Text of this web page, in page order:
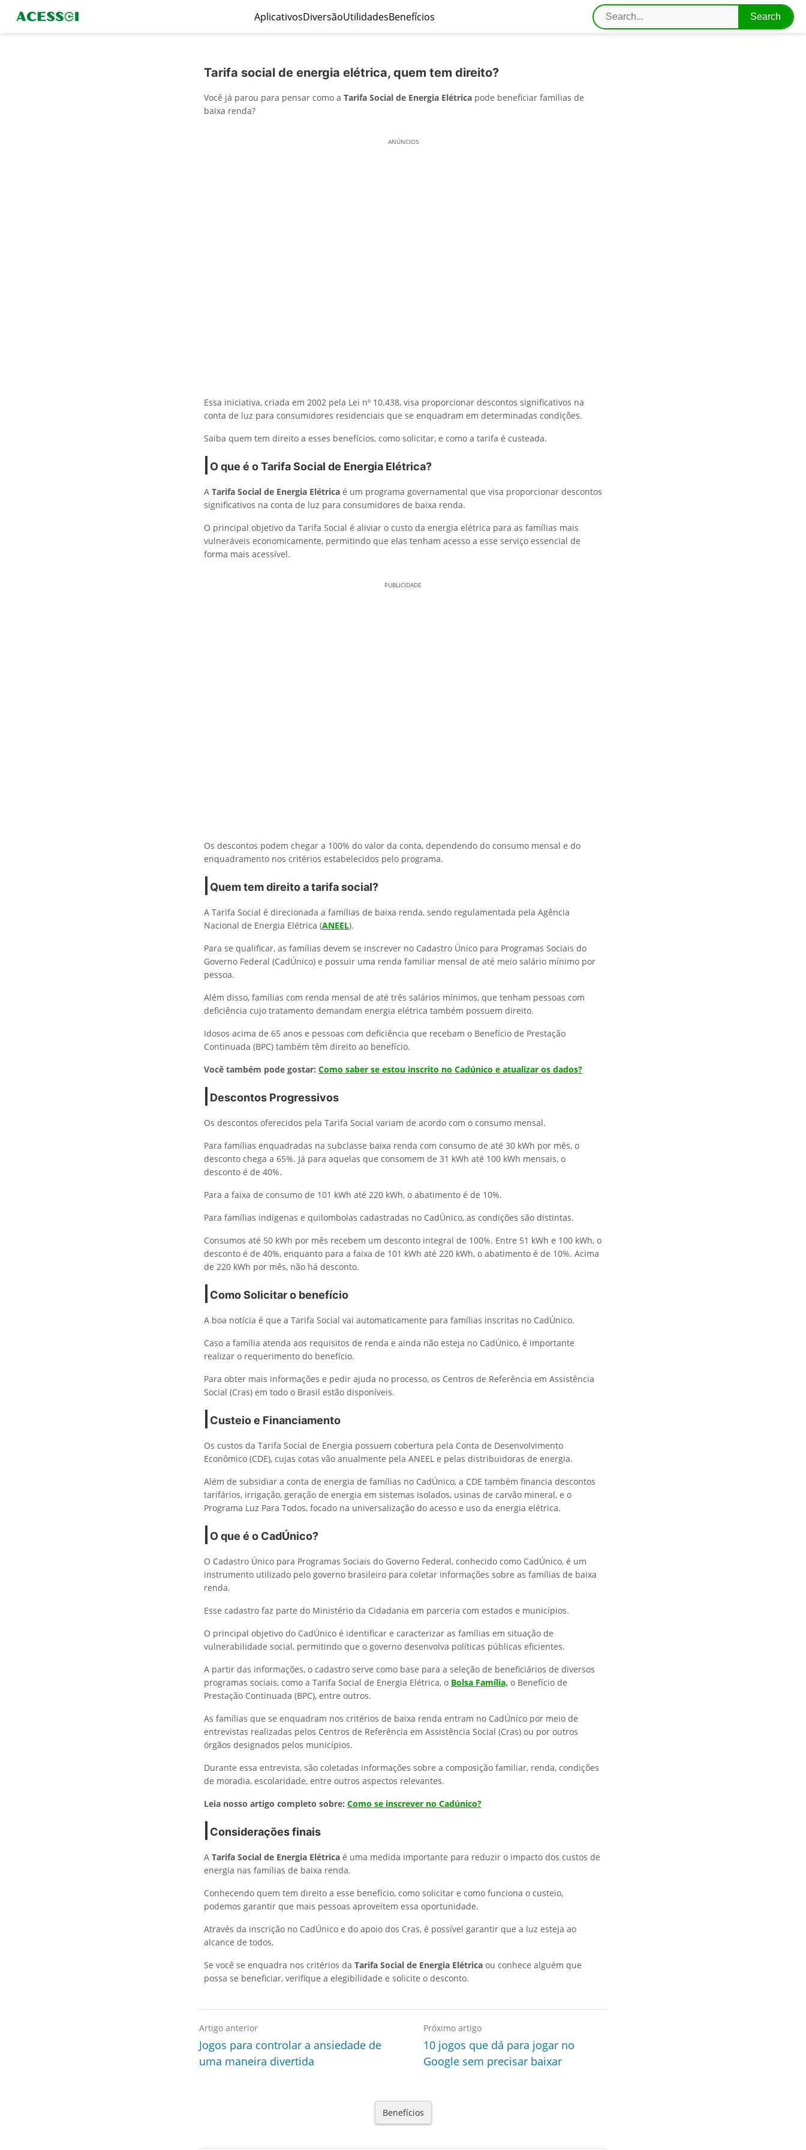
AplicativosDiversãoUtilidadesBenefícios
Tarifa social de energia elétrica, quem tem direito?
Você já parou para pensar como a Tarifa Social de Energia Elétrica pode beneficiar famílias de
baixa renda?
ANÚNCIOS
Essa iniciativa, criada em 2002 pela Lei nº 10.438, visa proporcionar descontos significativos na
conta de luz para consumidores residenciais que se enquadram em determinadas condições.
Saiba quem tem direito a esses benefícios, como solicitar, e como a tarifa é custeada.
O que é o Tarifa Social de Energia Elétrica?
A Tarifa Social de Energia Elétrica é um programa governamental que visa proporcionar descontos
significativos na conta de luz para consumidores de baixa renda.
O principal objetivo da Tarifa Social é aliviar o custo da energia elétrica para as famílias mais
vulneráveis economicamente, permitindo que elas tenham acesso a esse serviço essencial de
forma mais acessível.
PUBLICIDADE
Os descontos podem chegar a 100% do valor da conta, dependendo do consumo mensal e do
enquadramento nos critérios estabelecidos pelo programa.
Quem tem direito a tarifa social?
A Tarifa Social é direcionada a famílias de baixa renda, sendo regulamentada pela Agência
Nacional de Energia Elétrica (ANEEL).
Para se qualificar, as famílias devem se inscrever no Cadastro Único para Programas Sociais do
Governo Federal (CadÚnico) e possuir uma renda familiar mensal de até meio salário mínimo por
pessoa.
Além disso, famílias com renda mensal de até três salários mínimos, que tenham pessoas com
deficiência cujo tratamento demandam energia elétrica também possuem direito.
Idosos acima de 65 anos e pessoas com deficiência que recebam o Benefício de Prestação
Continuada (BPC) também têm direito ao benefício.
Você também pode gostar: Como saber se estou inscrito no Cadúnico e atualizar os dados?
Descontos Progressivos
Os descontos oferecidos pela Tarifa Social variam de acordo com o consumo mensal.
Para famílias enquadradas na subclasse baixa renda com consumo de até 30 kWh por mês, o
desconto chega a 65%. Já para aquelas que consomem de 31 kWh até 100 kWh mensais, o
desconto é de 40%.
Para a faixa de consumo de 101 kWh até 220 kWh, o abatimento é de 10%.
Para famílias indígenas e quilombolas cadastradas no CadÚnico, as condições são distintas.
Consumos até 50 kWh por mês recebem um desconto integral de 100%. Entre 51 kWh e 100 kWh, o
desconto é de 40%, enquanto para a faixa de 101 kWh até 220 kWh, o abatimento é de 10%. Acima
de 220 kWh por mês, não há desconto.
Como Solicitar o benefício
A boa notícia é que a Tarifa Social vai automaticamente para famílias inscritas no CadÚnico.
Caso a família atenda aos requisitos de renda e ainda não esteja no CadÚnico, é importante
realizar o requerimento do benefício.
Para obter mais informações e pedir ajuda no processo, os Centros de Referência em Assistência
Social (Cras) em todo o Brasil estão disponíveis.
Custeio e Financiamento
Os custos da Tarifa Social de Energia possuem cobertura pela Conta de Desenvolvimento
Econômico (CDE), cujas cotas vão anualmente pela ANEEL e pelas distribuidoras de energia.
Além de subsidiar a conta de energia de famílias no CadÚnico, a CDE também financia descontos
tarifários, irrigação, geração de energia em sistemas isolados, usinas de carvão mineral, e o
Programa Luz Para Todos, focado na universalização do acesso e uso da energia elétrica.
O que é o CadÚnico?
O Cadastro Único para Programas Sociais do Governo Federal, conhecido como CadÚnico, é um
instrumento utilizado pelo governo brasileiro para coletar informações sobre as famílias de baixa
renda.
Esse cadastro faz parte do Ministério da Cidadania em parceria com estados e municípios.
O principal objetivo do CadÚnico é identificar e caracterizar as famílias em situação de
vulnerabilidade social, permitindo que o governo desenvolva políticas públicas eficientes.
A partir das informações, o cadastro serve como base para a seleção de beneficiários de diversos
programas sociais, como a Tarifa Social de Energia Elétrica, o Bolsa Família, o Benefício de
Prestação Continuada (BPC), entre outros.
As famílias que se enquadram nos critérios de baixa renda entram no CadÚnico por meio de
entrevistas realizadas pelos Centros de Referência em Assistência Social (Cras) ou por outros
órgãos designados pelos municípios.
Durante essa entrevista, são coletadas informações sobre a composição familiar, renda, condições
de moradia, escolaridade, entre outros aspectos relevantes.
Leia nosso artigo completo sobre: Como se inscrever no Cadúnico?
Considerações finais
A Tarifa Social de Energia Elétrica é uma medida importante para reduzir o impacto dos custos de
energia nas famílias de baixa renda.
Conhecendo quem tem direito a esse benefício, como solicitar e como funciona o custeio,
podemos garantir que mais pessoas aproveitem essa oportunidade.
Através da inscrição no CadÚnico e do apoio dos Cras, é possível garantir que a luz esteja ao
alcance de todos.
Se você se enquadra nos critérios da Tarifa Social de Energia Elétrica ou conhece alguém que
possa se beneficiar, verifique a elegibilidade e solicite o desconto.
Artigo anterior
Jogos para controlar a ansiedade de
uma maneira divertida
Próximo artigo
10 jogos que dá para jogar no
Google sem precisar baixar
Benefícios